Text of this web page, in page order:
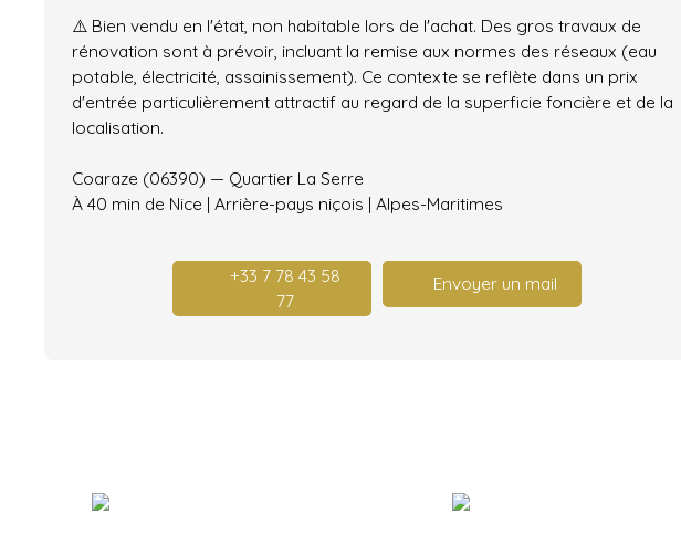
⚠️ Bien vendu en l'état, non habitable lors de l'achat. Des gros travaux de
rénovation sont à prévoir, incluant la remise aux normes des réseaux (eau
potable, électricité, assainissement). Ce contexte se reflète dans un prix
d'entrée particulièrement attractif au regard de la superficie foncière et de la
localisation.
Coaraze (06390) — Quartier La Serre
À 40 min de Nice | Arrière-pays niçois | Alpes-Maritimes
+33 7 78 43 58
77
Envoyer un mail